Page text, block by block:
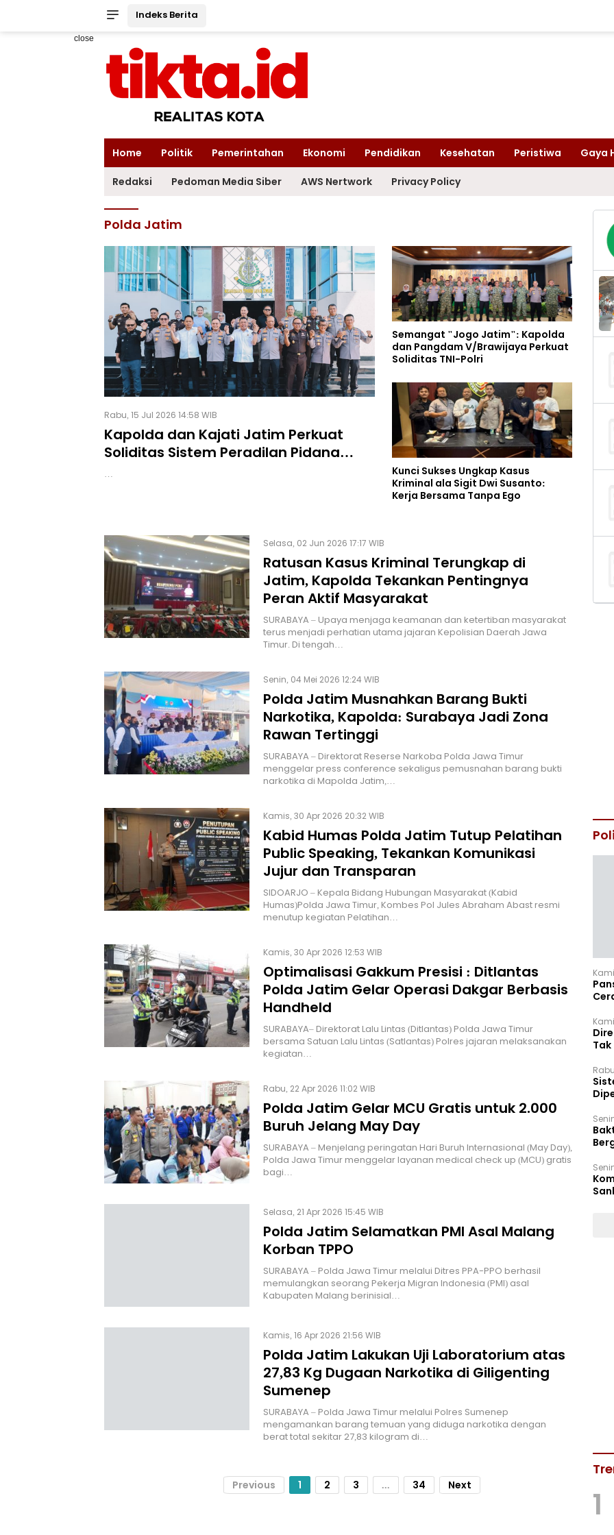
Indeks Berita
close
Home Politik Pemerintahan Ekonomi Pendidikan Kesehatan Peristiwa Gaya
Redaksi Pedoman Media Siber AWS Nertwork Privacy Policy
Polda Jatim
Rabu, 15 Jul 2026 14:58 WIB
Kapolda dan Kajati Jatim Perkuat
Soliditas Sistem Peradilan Pidana
…
Semangat "Jogo Jatim": Kapolda
dan Pangdam V/Brawijaya Perkuat
Soliditas TNI-Polri
Kunci Sukses Ungkap Kasus
Kriminal ala Sigit Dwi Susanto:
Kerja Bersama Tanpa Ego
Selasa, 02 Jun 2026 17:17 WIB
Ratusan Kasus Kriminal Terungkap di
Jatim, Kapolda Tekankan Pentingnya
Peran Aktif Masyarakat
SURABAYA – Upaya menjaga keamanan dan ketertiban masyarakat
terus menjadi perhatian utama jajaran Kepolisian Daerah Jawa
Timur. Di tengah…
Senin, 04 Mei 2026 12:24 WIB
Polda Jatim Musnahkan Barang Bukti
Narkotika, Kapolda: Surabaya Jadi Zona
Rawan Tertinggi
SURABAYA – Direktorat Reserse Narkoba Polda Jawa Timur
menggelar press conference sekaligus pemusnahan barang bukti
narkotika di Mapolda Jatim,…
Kamis, 30 Apr 2026 20:32 WIB
Kabid Humas Polda Jatim Tutup Pelatihan
Public Speaking, Tekankan Komunikasi
Jujur dan Transparan
SIDOARJO – Kepala Bidang Hubungan Masyarakat (Kabid
Humas)Polda Jawa Timur, Kombes Pol Jules Abraham Abast resmi
menutup kegiatan Pelatihan…
Kamis, 30 Apr 2026 12:53 WIB
Optimalisasi Gakkum Presisi : Ditlantas
Polda Jatim Gelar Operasi Dakgar Berbasis
Handheld
SURABAYA– Direktorat Lalu Lintas (Ditlantas) Polda Jawa Timur
bersama Satuan Lalu Lintas (Satlantas) Polres jajaran melaksanakan
kegiatan…
Rabu, 22 Apr 2026 11:02 WIB
Polda Jatim Gelar MCU Gratis untuk 2.000
Buruh Jelang May Day
SURABAYA – Menjelang peringatan Hari Buruh Internasional (May Day),
Polda Jawa Timur menggelar layanan medical check up (MCU) gratis
bagi…
Selasa, 21 Apr 2026 15:45 WIB
Polda Jatim Selamatkan PMI Asal Malang
Korban TPPO
SURABAYA – Polda Jawa Timur melalui Ditres PPA-PPO berhasil
memulangkan seorang Pekerja Migran Indonesia (PMI) asal
Kabupaten Malang berinisial…
Kamis, 16 Apr 2026 21:56 WIB
Polda Jatim Lakukan Uji Laboratorium atas
27,83 Kg Dugaan Narkotika di Giligenting
Sumenep
SURABAYA – Polda Jawa Timur melalui Polres Sumenep
mengamankan barang temuan yang diduga narkotika dengan
berat total sekitar 27,83 kilogram di…
Previous 1 2 3 ... 34 Next
1